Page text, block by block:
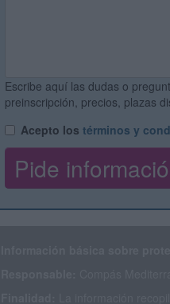
Escribe aquí las dudas o
preinscripción, precios, plazas
Acepto los términos y